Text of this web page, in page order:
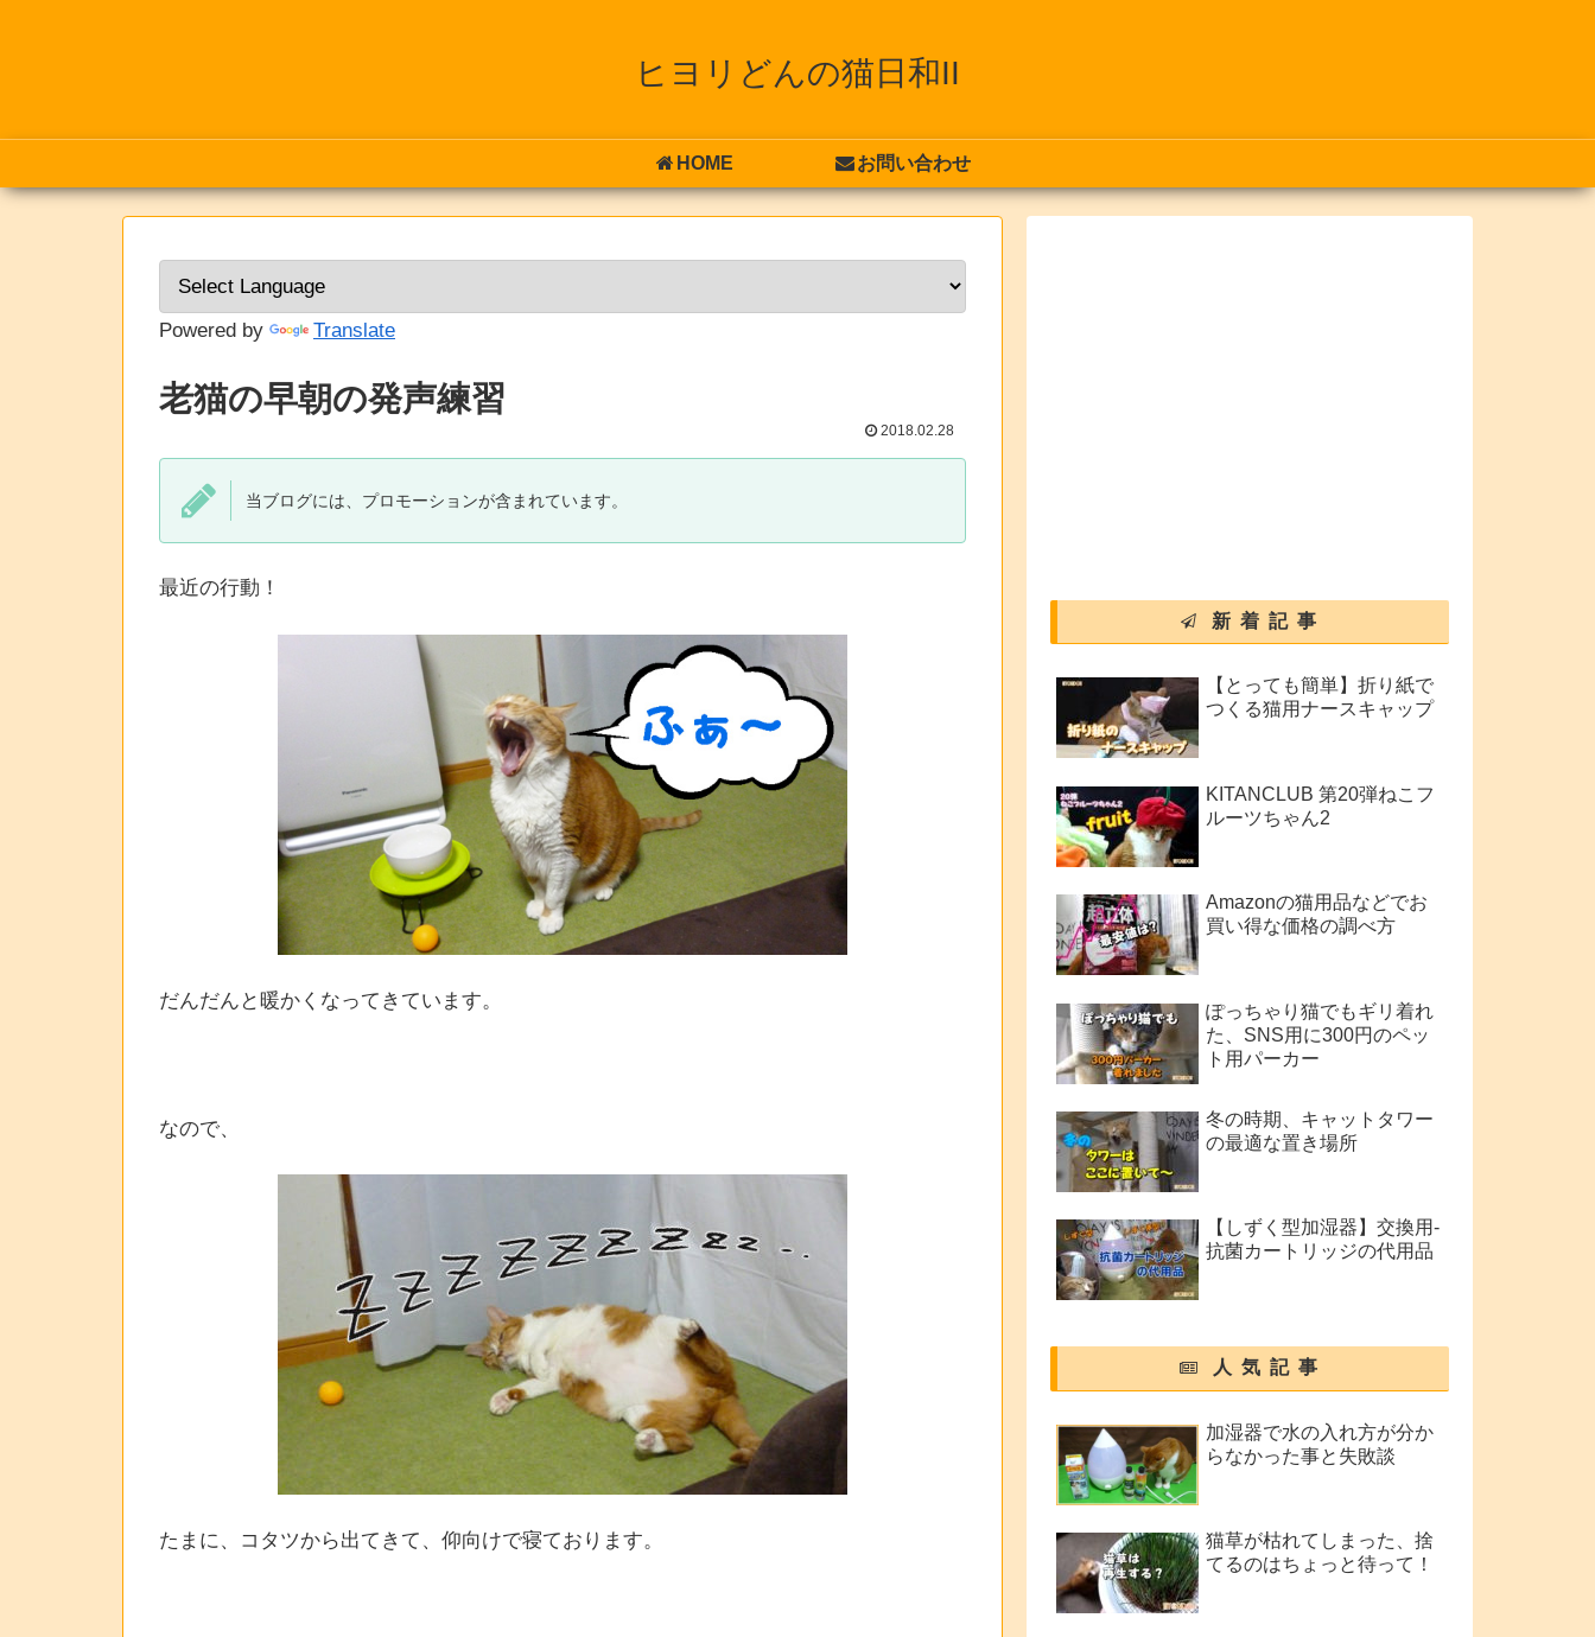
ヒヨリどんの猫日和II
HOME お問い合わせ
Powered by Translate
老猫の早朝の発声練習
2018.02.28
当ブログには、プロモーションが含まれています。
最近の行動！
だんだんと暖かくなってきています。
なので、
たまに、コタツから出てきて、仰向けで寝ております。
新着記事
【とっても簡単】折り紙で
つくる猫用ナースキャップ
KITANCLUB 第20弾ねこフ
ルーツちゃん2
Amazonの猫用品などでお
買い得な価格の調べ方
ぽっちゃり猫でもギリ着れ
た、SNS用に300円のペッ
ト用パーカー
冬の時期、キャットタワー
の最適な置き場所
【しずく型加湿器】交換用-
抗菌カートリッジの代用品
人気記事
加湿器で水の入れ方が分か
らなかった事と失敗談
猫草が枯れてしまった、捨
てるのはちょっと待って！